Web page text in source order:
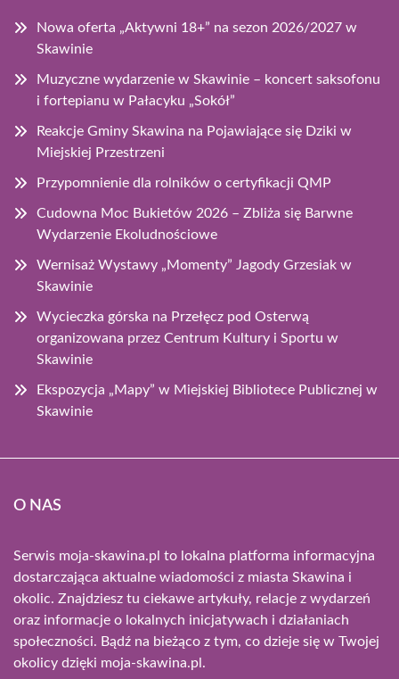
Nowa oferta „Aktywni 18+” na sezon 2026/2027 w
Skawinie
Muzyczne wydarzenie w Skawinie – koncert saksofonu
i fortepianu w Pałacyku „Sokół”
Reakcje Gminy Skawina na Pojawiające się Dziki w
Miejskiej Przestrzeni
Przypomnienie dla rolników o certyfikacji QMP
Cudowna Moc Bukietów 2026 – Zbliża się Barwne
Wydarzenie Ekoludnościowe
Wernisaż Wystawy „Momenty” Jagody Grzesiak w
Skawinie
Wycieczka górska na Przełęcz pod Osterwą
organizowana przez Centrum Kultury i Sportu w
Skawinie
Ekspozycja „Mapy” w Miejskiej Bibliotece Publicznej w
Skawinie
O NAS
Serwis moja-skawina.pl to lokalna platforma informacyjna
dostarczająca aktualne wiadomości z miasta Skawina i
okolic. Znajdziesz tu ciekawe artykuły, relacje z wydarzeń
oraz informacje o lokalnych inicjatywach i działaniach
społeczności. Bądź na bieżąco z tym, co dzieje się w Twojej
okolicy dzięki moja-skawina.pl.